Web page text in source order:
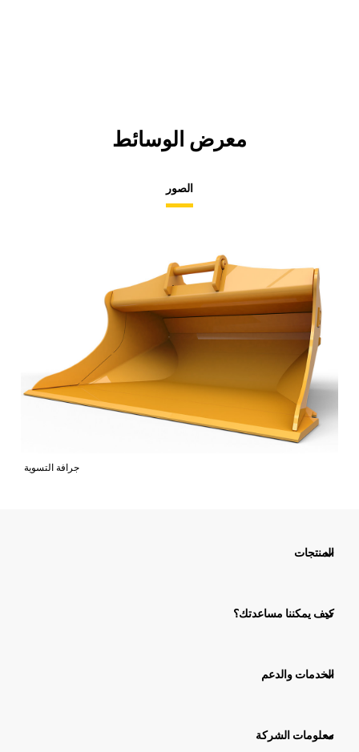
معرض الوسائط
الصور
جرافة التسوية
المنتجات
كيف يمكننا مساعدتك؟
الخدمات والدعم
معلومات الشركة